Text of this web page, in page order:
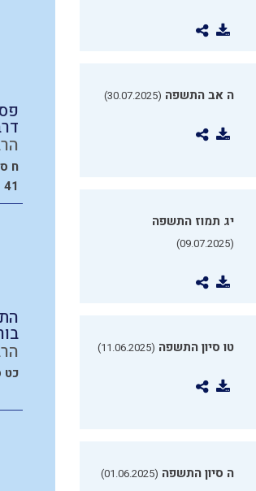
ה אב התשפה (30.07.2025)
יג תמוז התשפה
(09.07.2025)
טו סיון התשפה (11.06.2025)
ה סיון התשפה (01.06.2025)
ח
41 דקות
כט